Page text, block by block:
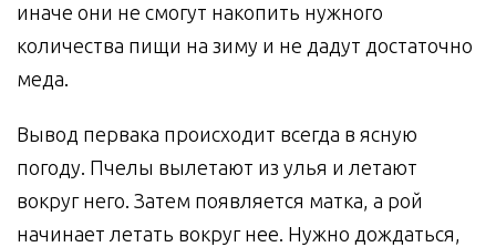
иначе они не смогут накопить нужного
количества пищи на зиму и не дадут достаточно
меда.
Вывод первака происходит всегда в ясную
погоду. Пчелы вылетают из улья и летают
вокруг него. Затем появляется матка, а рой
начинает летать вокруг нее. Нужно дождаться,